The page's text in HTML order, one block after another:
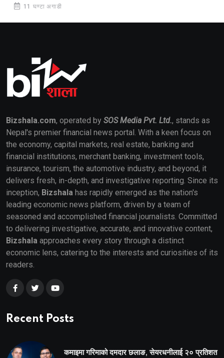
11 घण्टा अगाडी
Bizshala.com, operated by SOS Media Pvt. Ltd., stands as
Nepal's premier financial news portal. With a keen focus on
the economy, capital markets, real estate, banking and
financial institutions, merchant banking, investment tools,
insurance, tourism, the automotive industry, and beyond, it
delivers fresh, in-depth, and investigative reporting. Since its
inception, Bizshala has rapidly emerged as the nation's
leading economic news platform, driven by a team of
seasoned and accomplished financial journalists. Committed
to delivering investigative, accurate, and innovative content,
Bizshala approaches every story through a distinct
economic lens, catering to the interests and curiosities of its
readers.
Recent Posts
कमाइमा गरिमाको दमदार छलाङ, सेयरधनीलाई २० प्रतिशत